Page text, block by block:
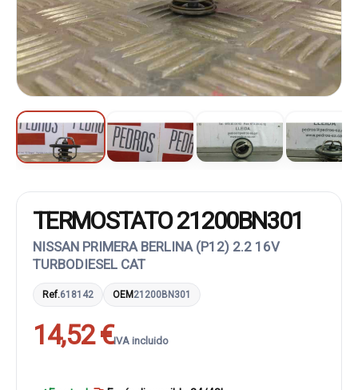
TERMOSTATO 21200BN301
NISSAN PRIMERA BERLINA (P12) 2.2 16V
TURBODIESEL CAT
Ref.618142 OEM21200BN301
14,52 €IVA incluido